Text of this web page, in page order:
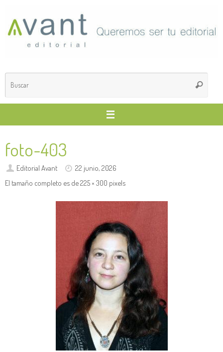
contenido
Buscar
foto-403
Editorial Avant
22 junio, 2026
El tamaño completo es de225 × 300 pixels